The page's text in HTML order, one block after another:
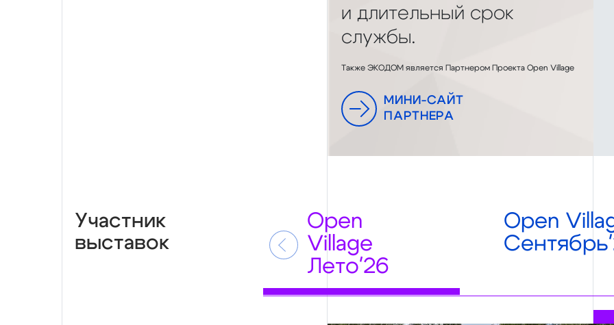
и длительный срок
службы.
Также ЭКОДОМ является Партнером Проекта Open Village
МИНИ-САЙТ
ПАРТНЕРА
Участник
выставок
Open
Village
Лето'26
Open